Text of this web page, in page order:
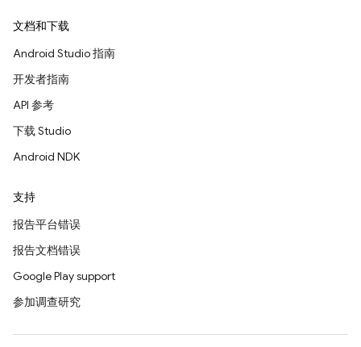
文档和下载
Android Studio 指南
开发者指南
API 参考
下载 Studio
Android NDK
支持
报告平台错误
报告文档错误
Google Play support
参加调查研究